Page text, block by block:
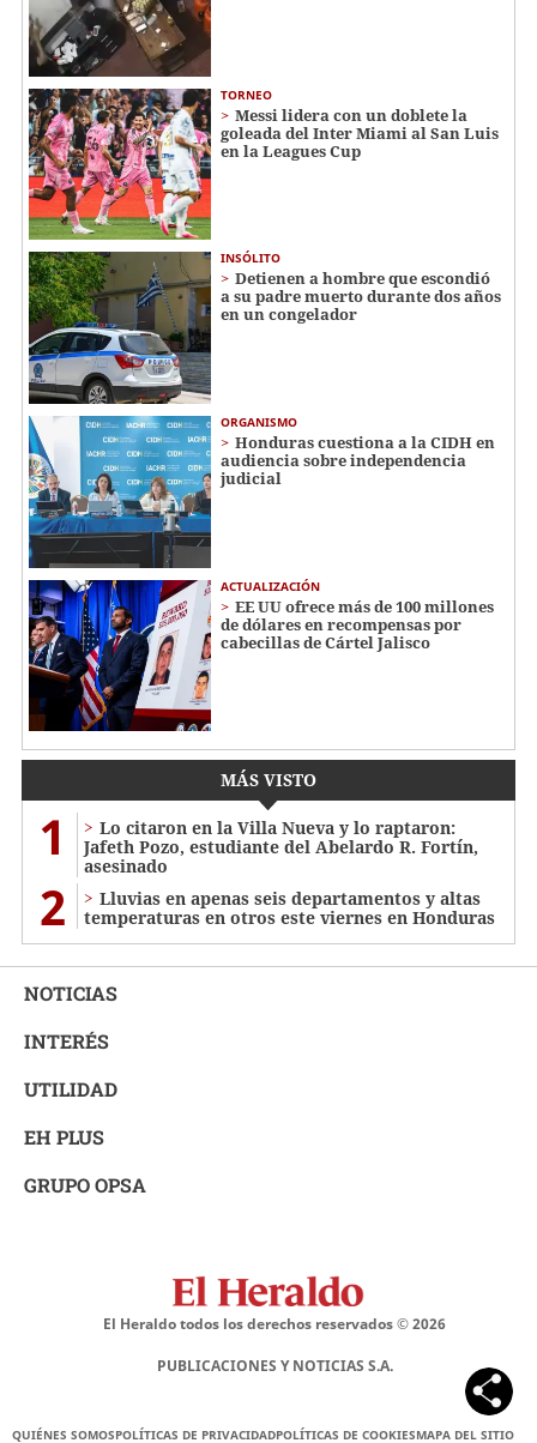
TORNEO
Messi lidera con un doblete la
goleada del Inter Miami al San Luis
en la Leagues Cup
INSÓLITO
Detienen a hombre que escondió
a su padre muerto durante dos años
en un congelador
ORGANISMO
Honduras cuestiona a la CIDH en
audiencia sobre independencia
judicial
ACTUALIZACIÓN
EE UU ofrece más de 100 millones
de dólares en recompensas por
cabecillas de Cártel Jalisco
MÁS VISTO
1
Lo citaron en la Villa Nueva y lo raptaron:
Jafeth Pozo, estudiante del Abelardo R. Fortín,
asesinado
2
Lluvias en apenas seis departamentos y altas
temperaturas en otros este viernes en Honduras
NOTICIAS
INTERÉS
UTILIDAD
EH PLUS
GRUPO OPSA
El Heraldo todos los derechos reservados ©2026
PUBLICACIONES Y NOTICIAS S.A.
QUIÉNES SOMOSPOLÍTICAS DE PRIVACIDADPOLÍTICAS DE COOKIESMAPA DEL SITIO